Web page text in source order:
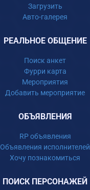
Загрузить
Авто-галерея
РЕАЛЬНОЕ ОБЩЕНИЕ
Поиск анкет
Фурри карта
Мероприятия
Добавить мероприятие
ОБЪЯВЛЕНИЯ
RP объявления
Объявления исполнителей
Хочу познакомиться
ПОИСК ПЕРСОНАЖЕЙ